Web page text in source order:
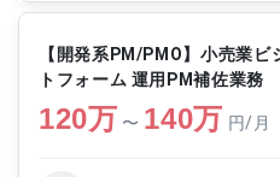
・移行工程の計画と実
【開発系PM/PMO】小売業ビ
トフォーム 運用PM補佐業務
120万 〜 140万 円/月